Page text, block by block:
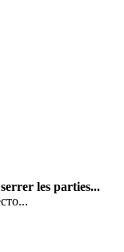
les parties...